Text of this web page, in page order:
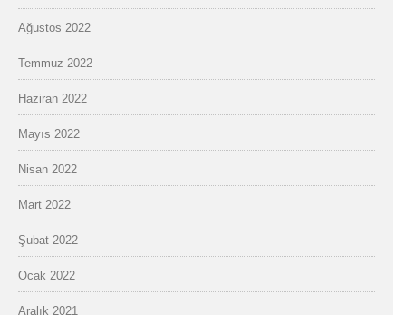
Ağustos 2022
Temmuz 2022
Haziran 2022
Mayıs 2022
Nisan 2022
Mart 2022
Şubat 2022
Ocak 2022
Aralık 2021